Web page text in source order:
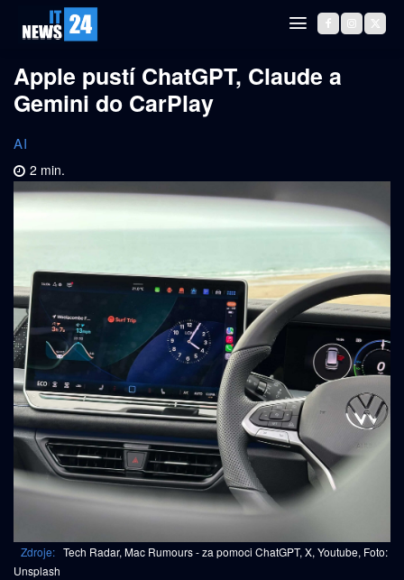
Apple pustí ChatGPT, Claude a
Gemini do CarPlay
AI
2 min.
Zdroje: Tech Radar, Mac Rumours - za pomoci ChatGPT, X, Youtube, Foto:
Unsplash